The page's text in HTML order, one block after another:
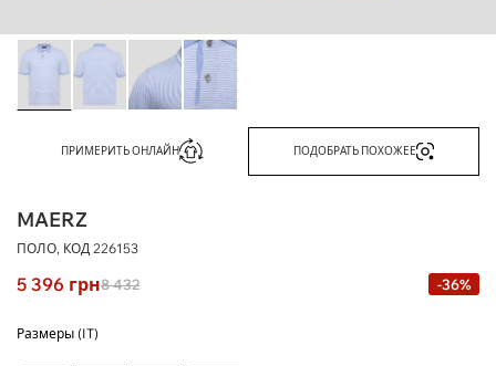
ПРИМЕРИТЬ ОНЛАЙН ПОДОБРАТЬ ПОХОЖЕЕ
MAERZ
ПОЛО, КОД 226153
5 396 грн8 432 -36%
Размеры (IT)